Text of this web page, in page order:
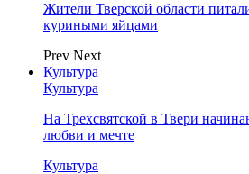
Жители Тверской области
куриными яйцами
Prev Next
Культура
Культура
На Трехсвятской в Твери
любви и мечте
Культура